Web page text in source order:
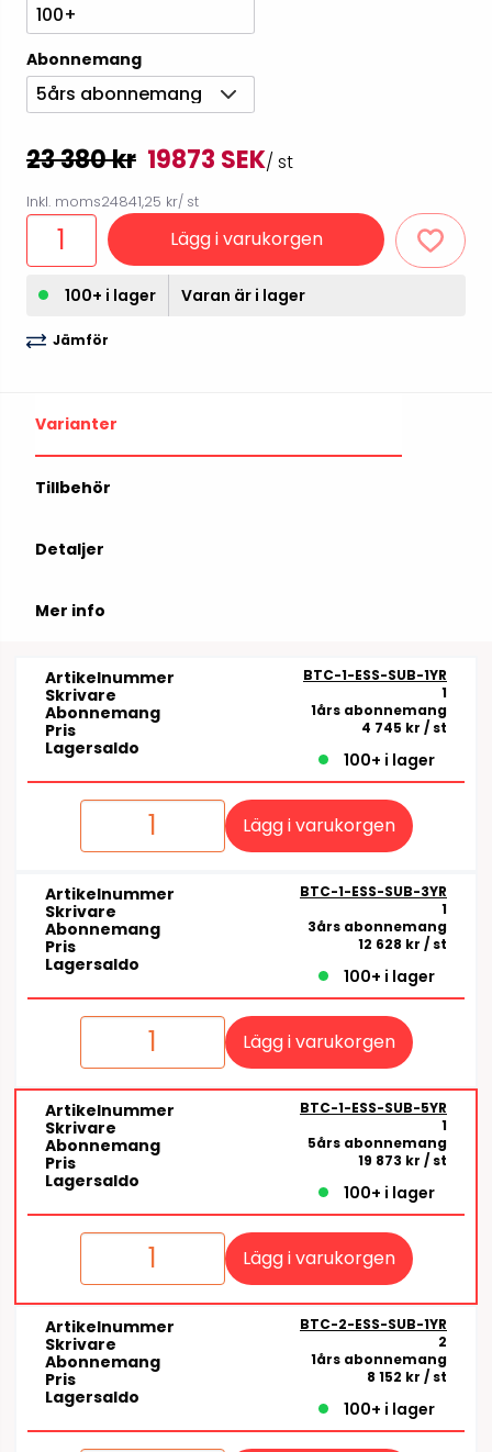
100+
Abonnemang
5års abonnemang
23 380 kr 19873 SEK/ st
Inkl. moms24841,25 kr/ st
Lägg i varukorgen
100+ i lager Varan är i lager
Jämför
Varianter
Tillbehör
Detaljer
Mer info
Artikelnummer BTC-1-ESS-SUB-1YR
Skrivare 1
Abonnemang 1års abonnemang
Pris 4 745 kr / st
Lagersaldo
100+ i lager
Lägg i varukorgen
Artikelnummer BTC-1-ESS-SUB-3YR
Skrivare 1
Abonnemang 3års abonnemang
Pris 12 628 kr / st
Lagersaldo
100+ i lager
Lägg i varukorgen
Artikelnummer BTC-1-ESS-SUB-5YR
Skrivare 1
Abonnemang 5års abonnemang
Pris 19 873 kr / st
Lagersaldo
100+ i lager
Lägg i varukorgen
Artikelnummer BTC-2-ESS-SUB-1YR
Skrivare 2
Abonnemang 1års abonnemang
Pris 8 152 kr / st
Lagersaldo
100+ i lager